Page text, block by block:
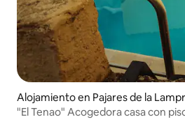
Alojamiento en Pajares de la
"El Tenao" Acogedora casa con